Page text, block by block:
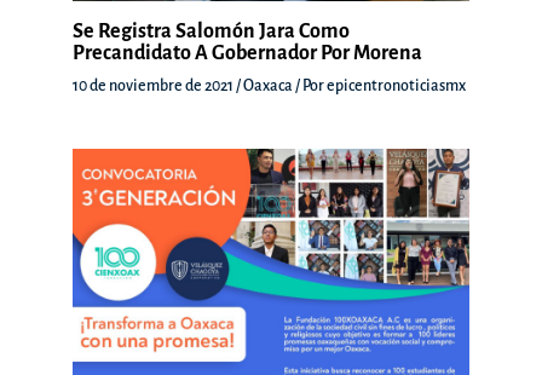
Se Registra Salomón Jara Como
Precandidato A Gobernador Por Morena
10 de noviembre de 2021 /Oaxaca / Porepicentronoticiasmx